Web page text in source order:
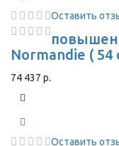
Оставить
Normandie ( 54
74 437 р.
Оставить